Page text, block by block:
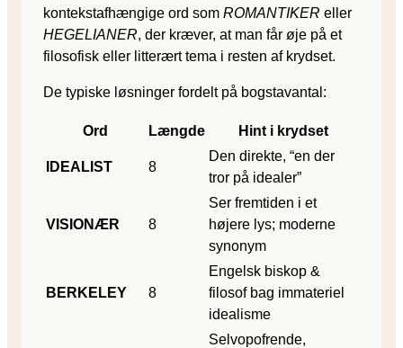
kontekstafhængige ord som ROMANTIKER eller
HEGELIANER, der kræver, at man får øje på et
filosofisk eller litterært tema i resten af krydset.
De typiske løsninger fordelt på bogstavantal:
Ord Længde Hint i krydset
IDEALIST 8
Den direkte, “en der
tror på idealer”
VISIONÆR 8
Ser fremtiden i et
højere lys; moderne
synonym
BERKELEY 8
Engelsk biskop &
filosof bag immateriel
idealisme
Selvopofrende,